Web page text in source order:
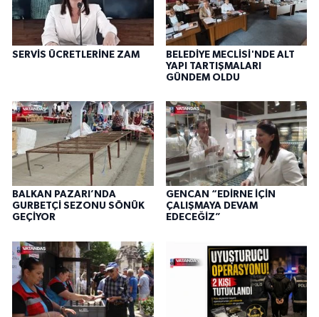
SERVİS ÜCRETLERİNE ZAM
BELEDİYE MECLİSİ'NDE ALT
YAPI TARTIŞMALARI
GÜNDEM OLDU
BALKAN PAZARI’NDA
GURBETÇİ SEZONU SÖNÜK
GEÇİYOR
GENCAN “EDİRNE İÇİN
ÇALIŞMAYA DEVAM
EDECEĞİZ”